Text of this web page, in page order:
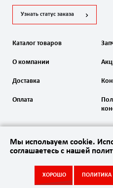
Узнать статус заказа
Каталог товаров
О компании
Доставка
Оплата
2020 Автоматика ворот. Все права
создан в студииEmpire Web
Мы используем cookie.
соглашаетесь с нашей
ХОРОШО